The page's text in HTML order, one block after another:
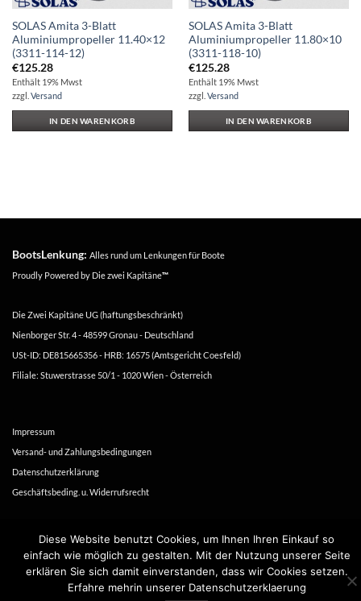
SOLAS Amita 3-Blatt
Aluminiumpropeller 11.40×12
(3311-114-12)
€125.28
Enthält 19% Mwst
zzgl. Versand
IN DEN WARENKORB
SOLAS Amita 3-Blatt
Aluminiumpropeller 11.80×10
(3311-118-10)
€125.28
Enthält 19% Mwst
zzgl. Versand
IN DEN WARENKORB
BootsLenkung: Alles rund um Lenkungen für Boote
Proudly Powered by Die zwei Kapitäne™
Die Zwei Kapitäne UG (haftungsbeschränkt)
Nienborger Str. 4 - 48599 Gronau - Deutschland
USt-ID: DE815665356 - HRB: 16575 (Amtsgericht Coesfeld)
Filiale: Stuwerstrasse 50/1 - 1020 Wien - Österreich
Impressum
Versand- und Zahlungsbedingungen
Datenschutzerklärung
Geschäftsbeding. u. Widerrufsrecht
Copyright 2016-2026 © Die zwei Kapitäne
Diese Website benutzt Cookies, um Ihnen Ihren Einkauf so
einfach wie möglich zu gestalten. Mit der Nutzung unserer Seite
erklären Sie sich damit einverstanden, dass wir Cookies setzen.
Erfahre mehrin unserer Datenschutzerklaerung